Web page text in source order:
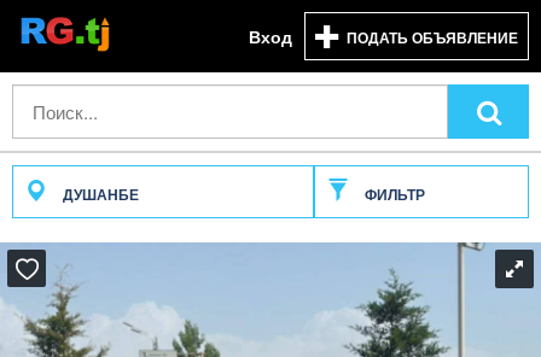
Вход ПОДАТЬ ОБЪЯВЛЕНИЕ
ДУШАНБЕ ФИЛЬТР